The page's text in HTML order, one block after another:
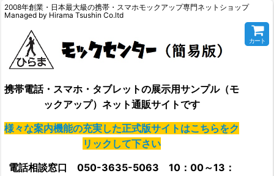
2008年創業・日本最大級の携帯・スマホモックアップ専門ネットショップ
Managed by Hirama Tsushin Co.ltd
携帯電話・スマホ・タブレットの展示用サンプル（モ
ックアップ）ネット通販サイトです
様々な案内機能の充実した正式版サイトはこちらをク
リックして下さい
電話相談窓口 050-3635-5063 10：00～13：
カート